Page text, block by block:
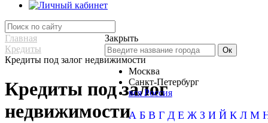
Закрыть
Москва
Санкт-Петербург
вся Россия
А Б В Г Д Е Ж З И Й К Л М
Главная
Кредиты
Кредиты под залог недвижимости
Кредиты под залог
недвижимости